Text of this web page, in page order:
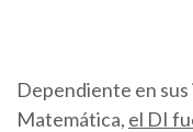
Dependiente en
Matemática, el DI